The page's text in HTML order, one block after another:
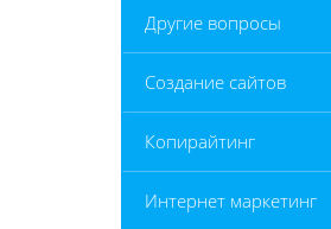
Другие вопросы
Создание сайтов
Копирайтинг
Интернет маркетинг